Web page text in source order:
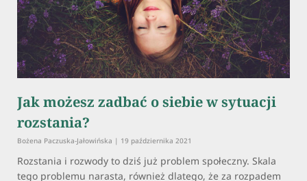
Jak możesz zadbać o siebie w sytuacji
rozstania?
Bożena Paczuska-Jałowińska 19 października 2021
Rozstania i rozwody to dziś już problem społeczny. Skala
tego problemu narasta, również dlatego, że za rozpadem